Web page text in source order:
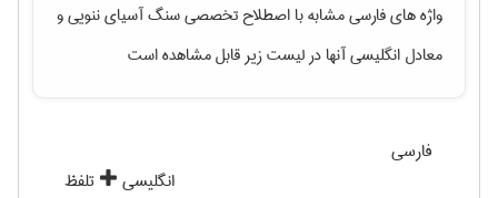
واژه های فارسی مشابه با اصطلاح تخصصیسنگ آسیای ننوییو
معادل انگلیسی آنها در لیست زیر قابل مشاهده است
فارسی
انگلیسی
تلفظ